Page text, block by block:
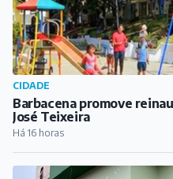
CULTURA
Casa Verde IVERT
da Batalha da Grade em
Há 17 horas